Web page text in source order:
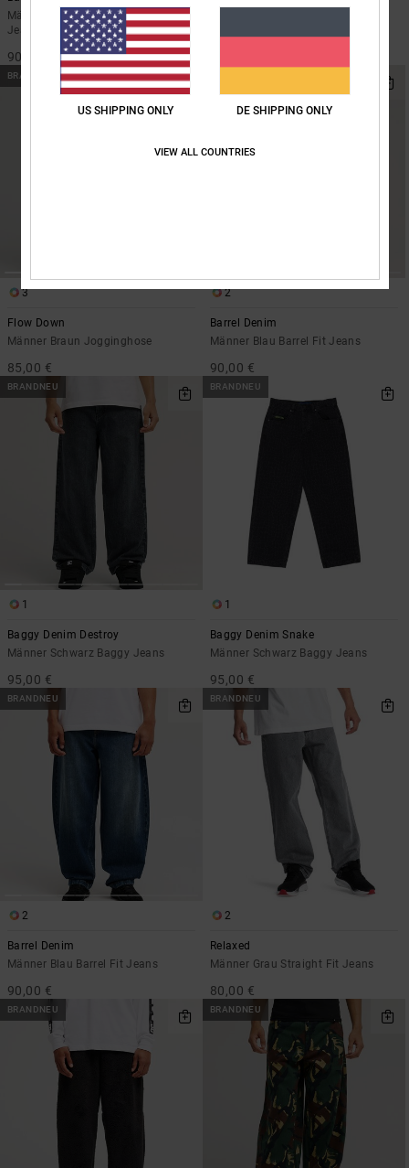
Männer Grau Carpenter-
Jeansshorts
90,00 €
85,00 €
BRANDNEU
3
Flow Down
Männer Braun Jogginghose
85,00 €
2
Barrel Denim
Männer Blau Barrel Fit Jeans
90,00 €
BRANDNEU
1
Baggy Denim Destroy
Männer Schwarz Baggy Jeans
95,00 €
BRANDNEU
1
Baggy Denim Snake
Männer Schwarz Baggy Jeans
95,00 €
BRANDNEU
2
Barrel Denim
Männer Blau Barrel Fit Jeans
90,00 €
BRANDNEU
2
Relaxed
Männer Grau Straight Fit Jeans
80,00 €
BRANDNEU BRANDNEU
US SHIPPING ONLY DE SHIPPING ONLY
VIEW ALL COUNTRIES